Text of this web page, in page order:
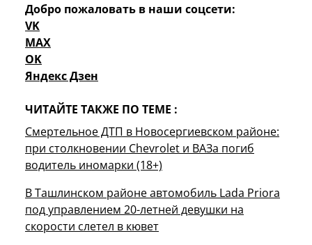
Добро пожаловать в наши соцсети:
VK
MAX
OK
Яндекс Дзен
ЧИТАЙТЕ ТАКЖЕ ПО ТЕМЕ :
Смертельное ДТП в Новосергиевском районе:
при столкновении Chevrolet и ВАЗа погиб
водитель иномарки (18+)
В Ташлинском районе автомобиль Lada Priora
под управлением 20-летней девушки на
скорости слетел в кювет